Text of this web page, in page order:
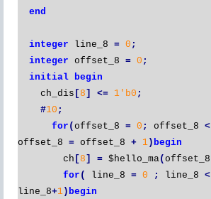
end
integer line_8 = 0 ;
integer offset_8 = 0 ;
initial
begin
ch_dis [8 ] <= 1'b0 ;
#10 ;
for ( offset_8 = 0 ; offset_8 <
offset_8 = offset_8 + 1) begin
ch [8 ] = $hello_ma( offset_8
for ( line_8 = 0 ; line_8 <
line_8+1) begin